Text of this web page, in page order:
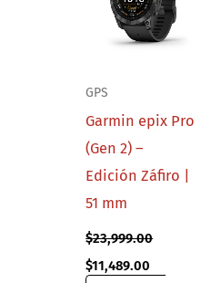
GPS
Garmin epix Pro
(Gen 2) –
Edición Záfiro |
51 mm
$23,999.00
Original
price
$11,489.00
price